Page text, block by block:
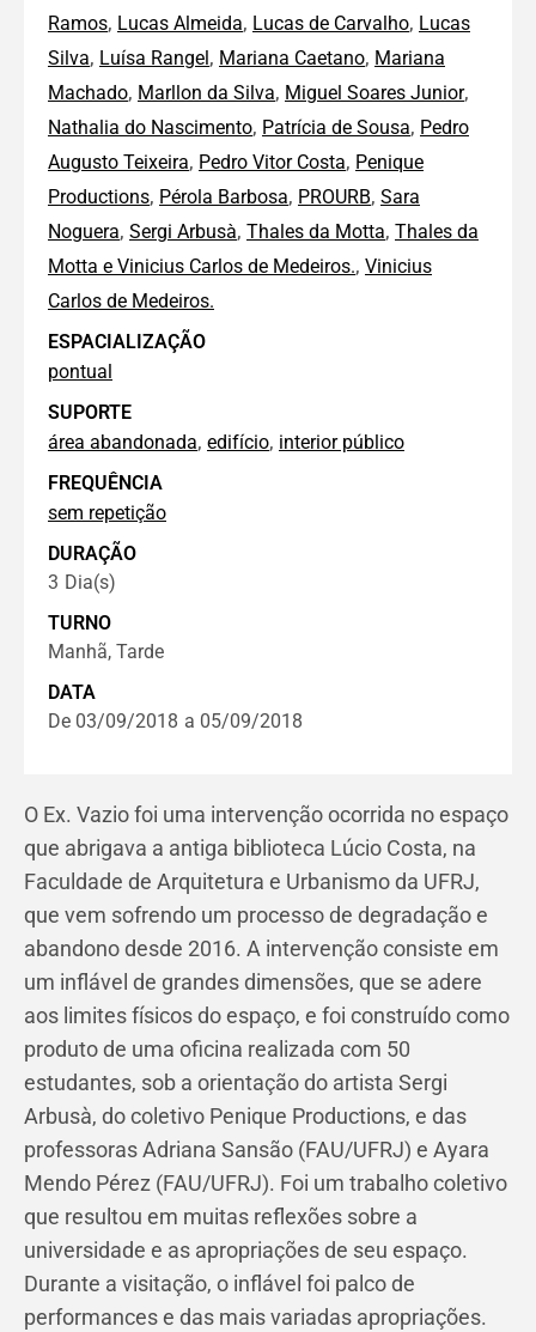
O Ex. Vazio foi uma intervenção ocorrida no espaço
que abrigava a antiga biblioteca Lúcio Costa, na
Faculdade de Arquitetura e Urbanismo da UFRJ,
que vem sofrendo um processo de degradação e
abandono desde 2016. A intervenção consiste em
um inflável de grandes dimensões, que se adere
aos limites físicos do espaço, e foi construído como
produto de uma oficina realizada com 50
estudantes, sob a orientação do artista Sergi
Arbusà, do coletivo Penique Productions, e das
professoras Adriana Sansão (FAU/UFRJ) e Ayara
Mendo Pérez (FAU/UFRJ). Foi um trabalho coletivo
que resultou em muitas reflexões sobre a
universidade e as apropriações de seu espaço.
Durante a visitação, o inflável foi palco de
performances e das mais variadas apropriações.
Ramos, Lucas Almeida, Lucas de Carvalho, Lucas
Silva, Luísa Rangel, Mariana Caetano, Mariana
Machado, Marllon da Silva, Miguel Soares Junior,
Nathalia do Nascimento, Patrícia de Sousa, Pedro
Augusto Teixeira, Pedro Vitor Costa, Penique
Productions, Pérola Barbosa, PROURB, Sara
Noguera, Sergi Arbusà, Thales da Motta, Thales da
Motta e Vinicius Carlos de Medeiros., Vinicius
Carlos de Medeiros.
ESPACIALIZAÇÃO
pontual
SUPORTE
área abandonada, edifício, interior público
FREQUÊNCIA
sem repetição
DURAÇÃO
3 Dia(s)
TURNO
Manhã, Tarde
DATA
De 03/09/2018 a 05/09/2018